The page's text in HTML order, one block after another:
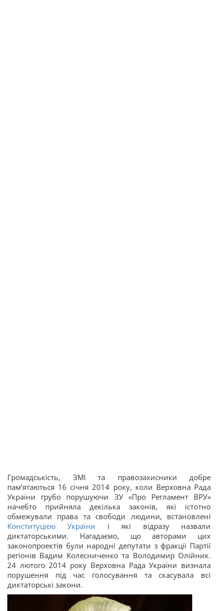
Громадськість, ЗМІ та правозахисники добре
пам’ятаються 16 січня 2014 року, коли Верховна Рада
України грубо порушуючи ЗУ «Про Регламент ВРУ»
начебто прийняла декілька законів, які істотно
обмежували права та свободи людини, встановлені
Конституцією України і які відразу назвали
диктаторськими. Нагадаємо, що авторами цих
законопроектів були народні депутати з фракції Партії
регіонів Вадим Колесниченко та Володимир Олійник.
24 лютого 2014 року Верховна Рада України визнала
порушення під час голосування та скасувала всі
диктаторські закони.